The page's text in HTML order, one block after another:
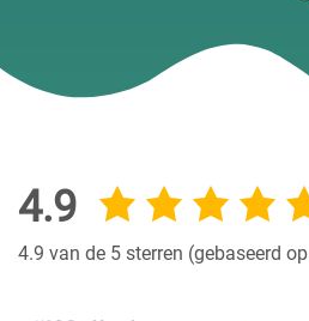
4.9
4.9 van de 5 sterren (gebaseerd op